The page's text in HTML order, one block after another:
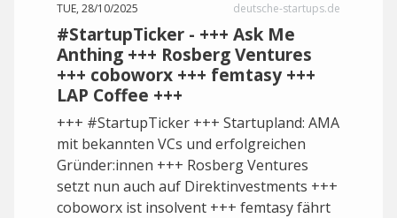
TUE, 28/10/2025 deutsche-startups.de
#StartupTicker - +++ Ask Me
Anthing +++ Rosberg Ventures
+++ coboworx +++ femtasy +++
LAP Coffee +++
+++ #StartupTicker +++ Startupland: AMA
mit bekannten VCs und erfolgreichen
Gründer:innen +++ Rosberg Ventures
setzt nun auch auf Direktinvestments +++
coboworx ist insolvent +++ femtasy fährt